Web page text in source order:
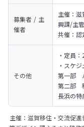
募集者 / 主
催者
主催：
興課/主
共催：認
その他
・定員
・スケジ
第一部　
第二部　
長浜の特
主催：滋賀移住・交流促